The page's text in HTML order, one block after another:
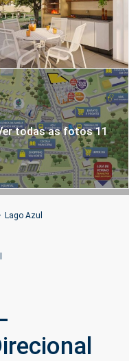
todas as fotos 11
Lago Azul